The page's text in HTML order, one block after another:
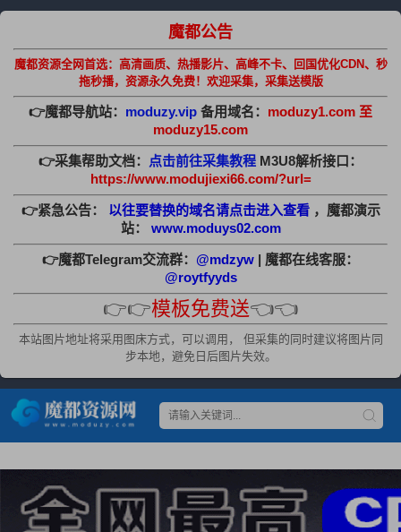
魔都公告
魔都资源全网首选：高清画质、热播影片、高峰不卡、回国优化CDN、秒
拖秒播，资源永久免费！欢迎采集，采集送模版
👉魔都导航站： moduzy.vip 备用域名： moduzy1.com 至
moduzy15.com
👉采集帮助文档： 点击前往采集教程 M3U8解析接口：
https://www.modujiexi66.com/?url=
👉紧急公告： 以往要替换的域名请点击进入查看 ，魔都演示
站：
www.moduys02.com
👉魔都Telegram交流群： @mdzyw | 魔都在线客服：
@roytfyyds
👉👉模板免费送👈👈
本站图片地址将采用图床方式，可以调用， 但采集的同时建议将图片同
步本地，避免日后图片失效。